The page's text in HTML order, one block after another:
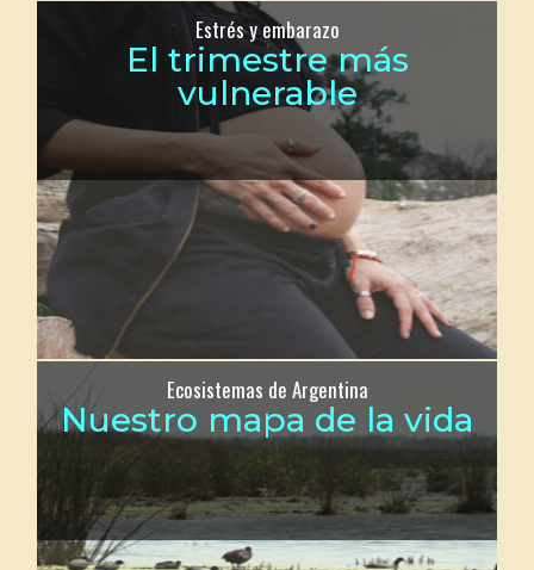
Estrés y embarazo
El trimestre más
vulnerable
Ecosistemas de Argentina
Nuestro mapa de la vida